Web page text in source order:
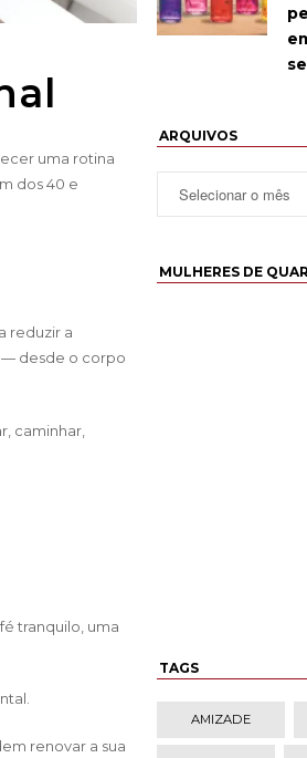
uma rotina
dos 40 e
reduzir a
— desde o corpo
caminhar,
tranquilo, uma
renovar a sua
ARQUIVOS
MULHERES DE
TAGS
AMIZADE